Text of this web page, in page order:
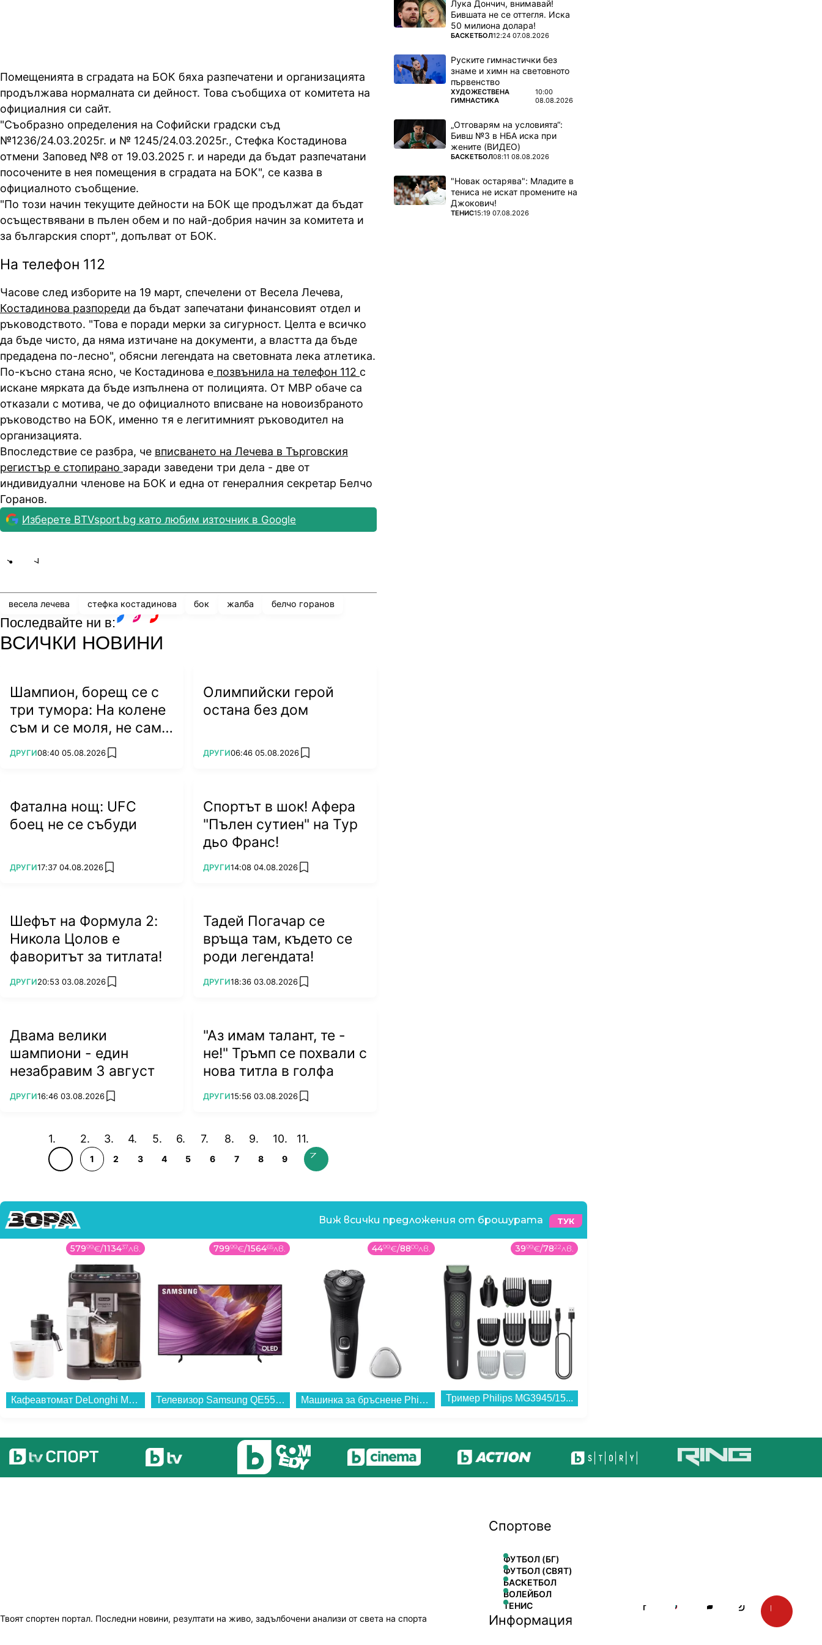
Помещенията в сградата на БОК бяха разпечатени и организацията
продължава нормалната си дейност. Това съобщиха от комитета на
официалния си сайт.
"Съобразно определения на Софийски градски съд
№1236/24.03.2025г. и № 1245/24.03.2025г., Стефка Костадинова
отмени Заповед №8 от 19.03.2025 г. и нареди да бъдат разпечатани
посочените в нея помещения в сградата на БОК", се казва в
официалното съобщение.
"По този начин текущите дейности на БОК ще продължат да бъдат
осъществявани в пълен обем и по най-добрия начин за комитета и
за българския спорт", допълват от БОК.
На телефон 112
Часове след изборите на 19 март, спечелени от Весела Лечева,
Костадинова разпореди да бъдат запечатани финансовият отдел и
ръководството. "Това е поради мерки за сигурност. Целта е всичко
да бъде чисто, да няма изтичане на документи, а властта да бъде
предадена по-лесно", обясни легендата на световната лека атлетика.
По-късно стана ясно, че Костадинова е позвънила на телефон 112 с
искане мярката да бъде изпълнена от полицията. От МВР обаче са
отказали с мотива, че до официалното вписване на новоизбраното
ръководство на БОК, именно тя е легитимният ръководител на
организацията.
Впоследствие се разбра, че вписването на Лечева в Търговския
регистър е стопирано заради заведени три дела - две от
индивидуални членове на БОК и една от генералния секретар Белчо
Горанов.
Изберете BTVsport.bg като любим източник в Google
весела лечева стефка костадинова бок жалба белчо горанов
Последвайте ни в:
ВСИЧКИ НОВИНИ
Шампион, борещ се с
три тумора: На колене
съм и се моля, не само
за живота си...
ПОВЕЧЕ ОТ
ДРУГИ08:40 05.08.2026 add favorites
Олимпийски герой
остана без дом
ПОВЕЧЕ ОТ
ДРУГИ06:46 05.08.2026 add favorites
Фатална нощ: UFC
боец не се събуди
ПОВЕЧЕ ОТ
ДРУГИ17:37 04.08.2026 add favorites
Спортът в шок! Афера
"Пълен сутиен" на Тур
дьо Франс!
ПОВЕЧЕ ОТ
ДРУГИ14:08 04.08.2026 add favorites
Шефът на Формула 2:
Никола Цолов е
фаворитът за титлата!
ПОВЕЧЕ ОТ
ДРУГИ20:53 03.08.2026 add favorites
Тадей Погачар се
връща там, където се
роди легендата!
ПОВЕЧЕ ОТ
ДРУГИ18:36 03.08.2026 add favorites
Двама велики
шампиони - един
незабравим 3 август
ПОВЕЧЕ ОТ
ДРУГИ16:46 03.08.2026 add favorites
"Аз имам талант, те -
не!" Тръмп се похвали с
нова титла в голфа
ПОВЕЧЕ ОТ
ДРУГИ15:56 03.08.2026 add favorites
1 2 3 4 5 6 7 8 9
Лука Дончич, внимавай!
Бившата не се оттегля. Иска
50 милиона долара!
ПОВЕЧЕ ОТ
БАСКЕТБОЛ12:24 07.08.2026
Руските гимнастички без
знаме и химн на световното
първенство
ПОВЕЧЕ ОТ
ХУДОЖЕСТВЕНА
ГИМНАСТИКА
10:00
08.08.2026
„Отговарям на условията“:
Бивш №3 в НБА иска при
жените (ВИДЕО)
ПОВЕЧЕ ОТ
БАСКЕТБОЛ08:11 08.08.2026
"Новак остарява": Младите в
тениса не искат промените на
Джокович!
ПОВЕЧЕ ОТ
ТЕНИС15:19 07.08.2026
Виж всички предложения от брошурата ТУК
57999€/113437лв.
Кафеавтомат DeLonghi MAGNIFICA DUO ECAM330.80.TXB...
79999€/156465лв.
Телевизор Samsung QE55S85FAUXXH , 138 см, 3840x2160 UHD-4K , 55 inch, OLED , Smart TV , Tizen...
4499€/8800лв.
Машинка за бръснене Philips X3051/00...
3999€/7822лв.
Тример Philips MG3945/15...
Твоят спортен портал. Последни новини, резултати на живо, задълбочени анализи от света на спорта
Спортове
ФУТБОЛ (БГ)
ФУТБОЛ (СВЯТ)
БАСКЕТБОЛ
ВОЛЕЙБОЛ
ТЕНИС
Информация